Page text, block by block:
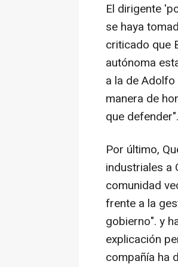
El dirigente
se haya
criticado que
autónoma
a la de
manera de
que defender".
Por último,
industriales a
comunidad
frente a la
gobierno". y
explicación
compañía ha